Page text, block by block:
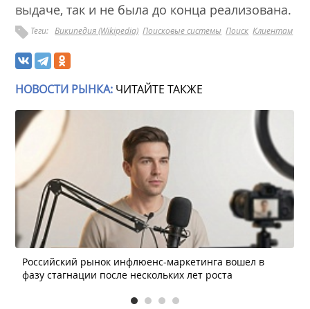
выдаче, так и не была до конца реализована.
Теги: Википедия (Wikipedia) Поисковые системы Поиск Клиентам
НОВОСТИ РЫНКА: ЧИТАЙТЕ ТАКЖЕ
Российский рынок инфлюенс-маркетинга вошел в
фазу стагнации после нескольких лет роста